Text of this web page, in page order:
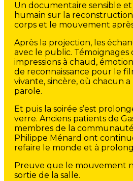
Un documentaire sensible
humain sur la
corps et le mouvement
Après la projection, les
avec le public. Témoignages
impressions à chaud,
de reconnaissance pour le
vivante, sincère, où chacun
parole.
Et puis la soirée s’est
verre. Anciens patients de
membres de la
Philippe Ménard ont
refaire le monde et à
Preuve que le mouvement
sortie de la salle.